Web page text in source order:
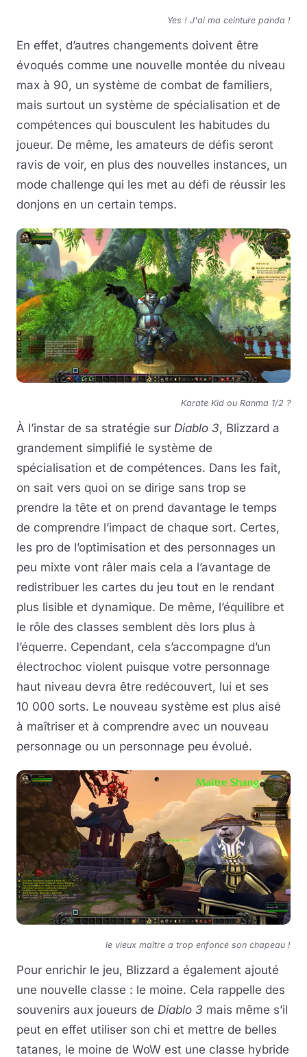
Yes ! J'ai ma ceinture panda !
En effet, d’autres changements doivent être
évoqués comme une nouvelle montée du niveau
max à 90, un système de combat de familiers,
mais surtout un système de spécialisation et de
compétences qui bousculent les habitudes du
joueur. De même, les amateurs de défis seront
ravis de voir, en plus des nouvelles instances, un
mode challenge qui les met au défi de réussir les
donjons en un certain temps.
Karate Kid ou Ranma 1/2 ?
À l’instar de sa stratégie sur Diablo 3, Blizzard a
grandement simplifié le système de
spécialisation et de compétences. Dans les fait,
on sait vers quoi on se dirige sans trop se
prendre la tête et on prend davantage le temps
de comprendre l’impact de chaque sort. Certes,
les pro de l’optimisation et des personnages un
peu mixte vont râler mais cela a l’avantage de
redistribuer les cartes du jeu tout en le rendant
plus lisible et dynamique. De même, l’équilibre et
le rôle des classes semblent dès lors plus à
l’équerre. Cependant, cela s’accompagne d’un
électrochoc violent puisque votre personnage
haut niveau devra être redécouvert, lui et ses
10 000 sorts. Le nouveau système est plus aisé
à maîtriser et à comprendre avec un nouveau
personnage ou un personnage peu évolué.
le vieux maître a trop enfoncé son chapeau !
Pour enrichir le jeu, Blizzard a également ajouté
une nouvelle classe : le moine. Cela rappelle des
souvenirs aux joueurs de Diablo 3 mais même s’il
peut en effet utiliser son chi et mettre de belles
tatanes, le moine de WoW est une classe hybride